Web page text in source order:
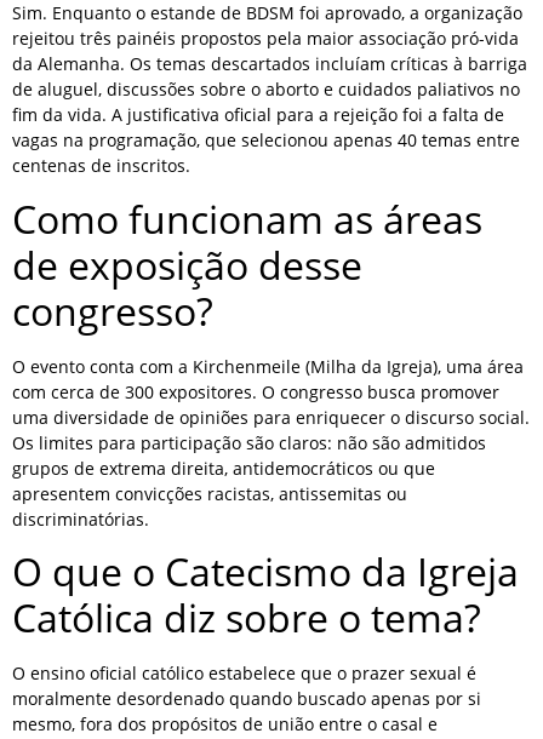
Sim. Enquanto o estande de BDSM foi aprovado, a organização
rejeitou três painéis propostos pela maior associação pró-vida
da Alemanha. Os temas descartados incluíam críticas à barriga
de aluguel, discussões sobre o aborto e cuidados paliativos no
fim da vida. A justificativa oficial para a rejeição foi a falta de
vagas na programação, que selecionou apenas 40 temas entre
centenas de inscritos.
Como funcionam as áreas
de exposição desse
congresso?
O evento conta com a Kirchenmeile (Milha da Igreja), uma área
com cerca de 300 expositores. O congresso busca promover
uma diversidade de opiniões para enriquecer o discurso social.
Os limites para participação são claros: não são admitidos
grupos de extrema direita, antidemocráticos ou que
apresentem convicções racistas, antissemitas ou
discriminatórias.
O que o Catecismo da Igreja
Católica diz sobre o tema?
O ensino oficial católico estabelece que o prazer sexual é
moralmente desordenado quando buscado apenas por si
mesmo, fora dos propósitos de união entre o casal e